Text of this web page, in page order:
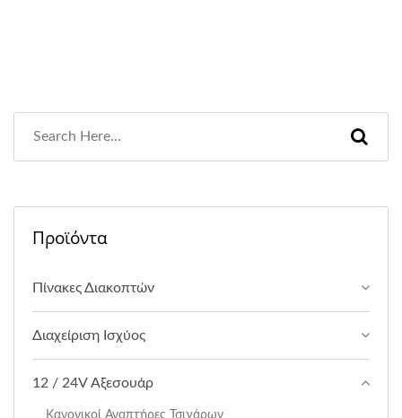
Προϊόντα
Πίνακες Διακοπτών
Διαχείριση Ισχύος
12 / 24V Αξεσουάρ
Κανονικοί Αναπτήρες Τσιγάρων